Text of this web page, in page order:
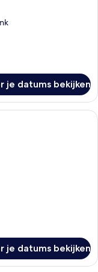
je datums bekijken
met twee bedden,
je datums bekijken